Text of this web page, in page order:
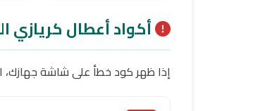
أكواد أعطال كريازي
إذا ظهر كود خطأ على شاشة